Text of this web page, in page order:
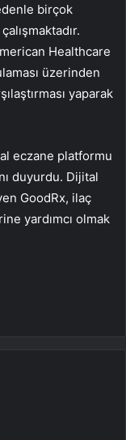
birçok
Healthcare
üzerinden
yaparak
eczane platformu
duyurdu. Dijital
GoodRx, ilaç
yardımcı olmak